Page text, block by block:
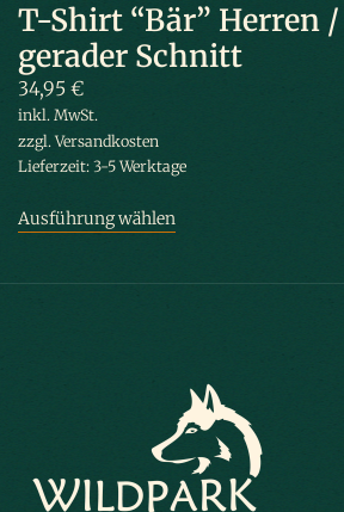
T-Shirt “Bär” Herren
gerader Schnitt
34,95 €
inkl. MwSt.
zzgl. Versandkosten
Lieferzeit: 3-5 Werktage
Ausführung wählen